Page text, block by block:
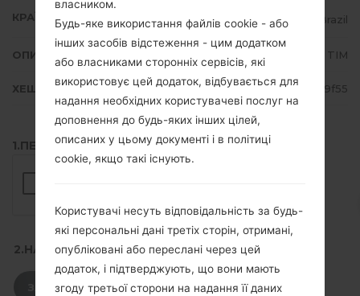
КРАЇНА Brazil
ОПИС TIM
ХЕШ dced27af1a98da247c1192a3ee839f55
1.ПЕРЕВІРТИ НАЯВНІСТЬ RECAPTCHA
2.НАТИСНІТЬ, ЩОБ ЗАВАНТАЖИТИ
ЗАВАНТАЖИТИ
власником.
Будь-яке використання файлів cookie - або
інших засобів відстеження - цим додатком
або власниками сторонніх сервісів, які
використовує цей додаток, відбувається для
надання необхідних користувачеві послуг на
доповнення до будь-яких інших цілей,
описаних у цьому документі і в політиці
cookie, якщо такі існують.
Користувачі несуть відповідальність за будь-
які персональні дані третіх сторін, отримані,
опубліковані або переслані через цей
додаток, і підтверджують, що вони мають
згоду третьої сторони на надання її даних